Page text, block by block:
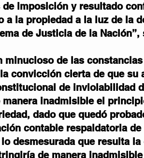
de imposición y resultado
a la propiedad a la luz de la
de Justicia de la
minucioso de las
convicción cierta de que
de inviolabilidad
manera inadmisible el
dado que quedó
contable respaldatoria
desmesurada que resulta
de manera